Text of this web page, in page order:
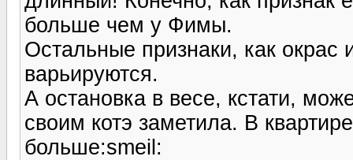
больше чем у Фимы.
Остальные признаки, как окрас
варьируются.
А остановка в весе, кстати,
своим котэ заметила. В
больше:smeil: